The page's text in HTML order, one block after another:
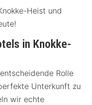
Heist und
in Knokke-
Rolle
Unterkunft zu
wir echte